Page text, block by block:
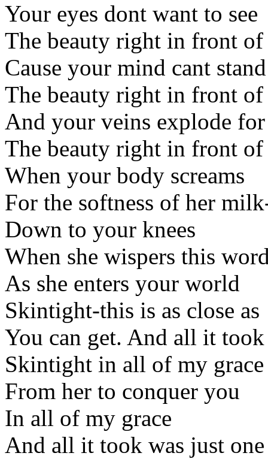
Your eyes dont want to see
The beauty right in front
Cause your mind cant stand
The beauty right in front
And your veins explode for
The beauty right in front
When your body screams
For the softness of her
Down to your knees
When she wispers this
As she enters your world
Skintight-this is as close as
You can get. And all it
Skintight in all of my grace
From her to conquer you
In all of my grace
And all it took was just